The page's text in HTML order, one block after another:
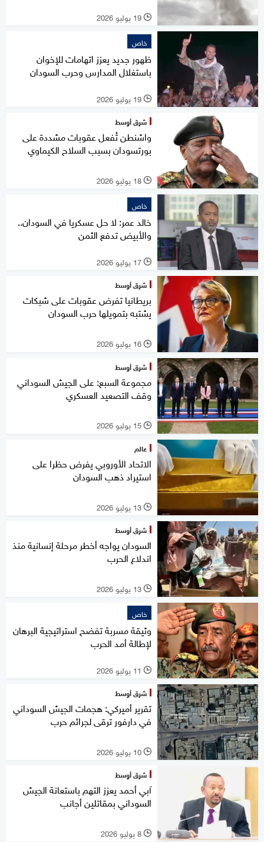
l 19 يوليو 2026
خاص
ظهور جديد يعزز اتهامات للإخوان
باستغلال المدارس وحرب السودان
l 19 يوليو 2026
شرق أوسط
واشنطن تُفعل عقوبات مشددة على
بورتسودان بسبب السلاح الكيماوي
l 18 يوليو 2026
خاص
خالد عمر: لا حل عسكريا في السودان..
والأبيض تدفع الثمن
l 17 يوليو 2026
شرق أوسط
بريطانيا تفرض عقوبات على شبكات
يشتبه بتمويلها حرب السودان
l 16 يوليو 2026
شرق أوسط
مجموعة السبع: على الجيش السوداني
وقف التصعيد العسكري
l 15 يوليو 2026
عالم
الاتحاد الأوروبي يفرض حظرا على
استيراد ذهب السودان
l 13 يوليو 2026
شرق أوسط
السودان يواجه أخطر مرحلة إنسانية منذ
اندلاع الحرب
l 13 يوليو 2026
خاص
وثيقة مسربة تفضح استراتيجية البرهان
لإطالة أمد الحرب
l 11 يوليو 2026
شرق أوسط
تقرير أميركي: هجمات الجيش السوداني
في دارفور ترقى لجرائم حرب
l 10 يوليو 2026
شرق أوسط
آبي أحمد يعزز التهم باستعانة الجيش
السوداني بمقاتلين أجانب
l 8 يوليو 2026